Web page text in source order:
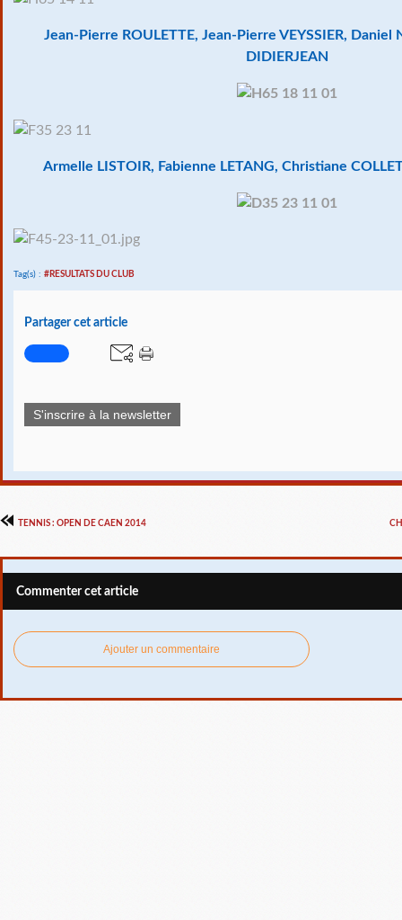
Jean-Pierre ROULETTE, Jean-Pierre VEYSSIER, Daniel
DIDIERJEAN
Armelle LISTOIR, Fabienne LETANG, Christiane
Tag(s) : #RESULTATS DU CLUB
Partager cet article
S'inscrire à la newsletter
TENNIS : OPEN DE CAEN 2014
Commenter cet article
Ajouter un commentaire